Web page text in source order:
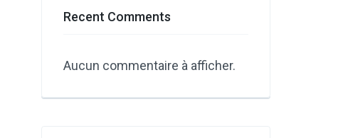
Recent Comments
Aucun commentaire à afficher.